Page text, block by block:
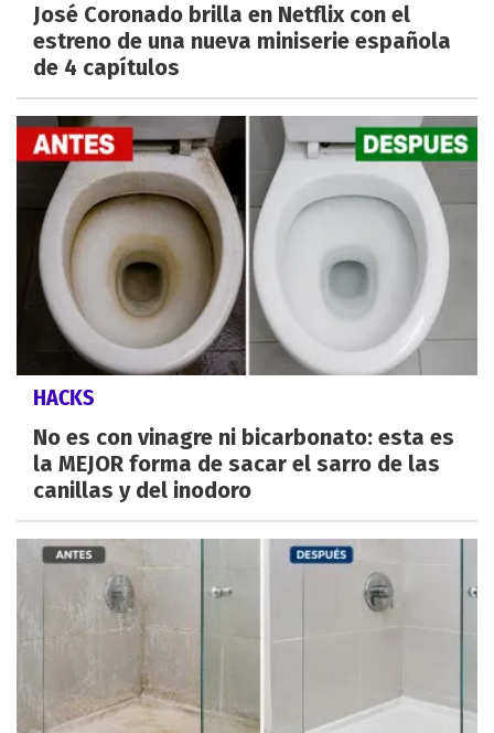
José Coronado brilla en Netflix con el
estreno de una nueva miniserie española
de 4 capítulos
HACKS
No es con vinagre ni bicarbonato: esta es
la MEJOR forma de sacar el sarro de las
canillas y del inodoro